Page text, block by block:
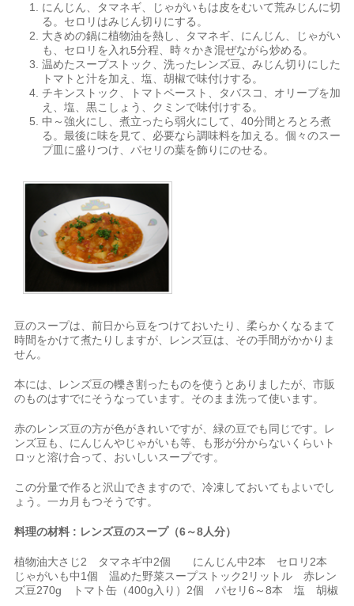
にんじん、タマネギ、じゃがいもは皮をむいて荒みじんに切
る。セロリはみじん切りにする。
大きめの鍋に植物油を熱し、タマネギ、にんじん、じゃがい
も、セロリを入れ5分程、時々かき混ぜながら炒める。
温めたスープストック、洗ったレンズ豆、みじん切りにした
トマトと汁を加え、塩、胡椒で味付けする。
チキンストック、トマトペースト、タバスコ、オリーブを加
え、塩、黒こしょう、クミンで味付けする。
中～強火にし、煮立ったら弱火にして、40分間とろとろ煮
る。最後に味を見て、必要なら調味料を加える。個々のスー
プ皿に盛りつけ、パセリの葉を飾りにのせる。
豆のスープは、前日から豆をつけておいたり、柔らかくなるまて
時間をかけて煮たりしますが、レンズ豆は、その手間がかかりま
せん。
本には、レンズ豆の轢き割ったものを使うとありましたが、市販
のものはすでにそうなっています。そのまま洗って使います。
赤のレンズ豆の方が色がきれいですが、緑の豆でも同じです。レ
ンズ豆も、にんじんやじゃがいも等、も形が分からないくらいト
ロッと溶け合って、おいしいスープです。
この分量で作ると沢山できますので、冷凍しておいてもよいでし
ょう。一カ月もつそうです。
料理の材料 : レンズ豆のスープ（6～8人分）
植物油大さじ2 タマネギ中2個 にんじん中2本 セロリ2本
じゃがいも中1個 温めた野菜スープストック2リットル 赤レン
ズ豆270g トマト缶（400g入り）2個 パセリ6～8本 塩 胡椒